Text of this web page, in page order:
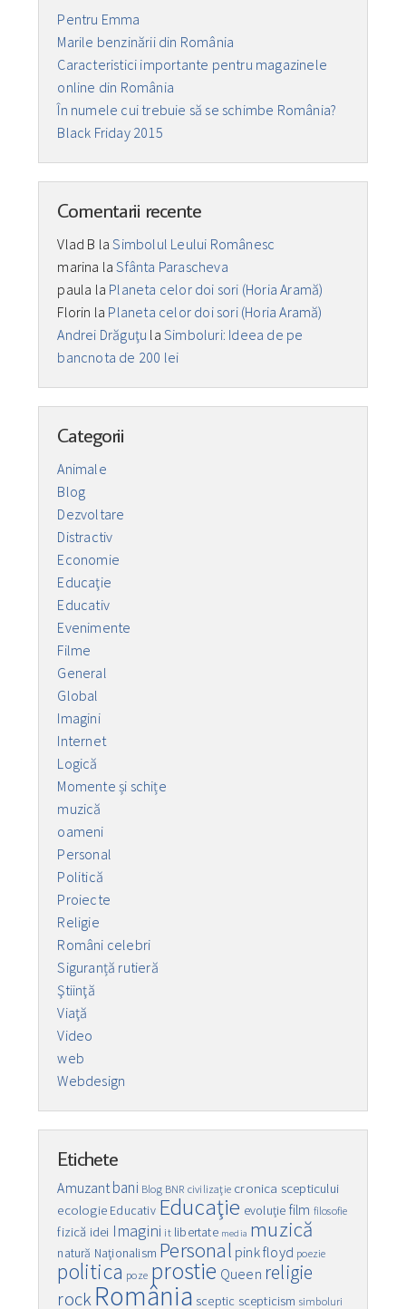
Pentru Emma
Marile benzinării din România
Caracteristici importante pentru magazinele
online din România
În numele cui trebuie să se schimbe România?
Black Friday 2015
Comentarii recente
Vlad B laSimbolul Leului Românesc
marina laSfânta Parascheva
paula la Planeta celor doi sori (Horia Aramă)
Florin la Planeta celor doi sori (Horia Aramă)
Andrei Drăguţu laSimboluri: Ideea de pe
bancnota de 200 lei
Categorii
Animale
Blog
Dezvoltare
Distractiv
Economie
Educaţie
Educativ
Evenimente
Filme
General
Global
Imagini
Internet
Logică
Momente și schițe
muzică
oameni
Personal
Politică
Proiecte
Religie
Români celebri
Siguranță rutieră
Ştiinţă
Viaţă
Video
web
Webdesign
Etichete
Amuzant bani Blog BNR civilizaţie cronica scepticului
ecologie Educativ Educaţie evoluţie film filosofie
fizică idei Imagini it libertate media muzică
natură Naţionalism Personal pink floyd poezie
politica poze prostie Queen religie
rockRomânia sceptic scepticism simboluri